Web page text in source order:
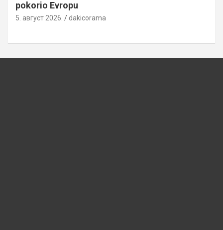
pokorio Evropu
5. август 2026. dakicorama